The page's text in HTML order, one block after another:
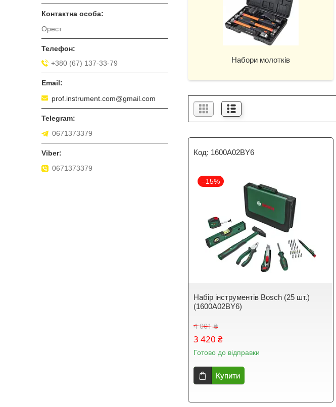
Набори молотків
1600A02BY6
–15%
Набір інструментів Bosch (25 шт.)
(1600A02BY6)
4 001 ₴
3 420 ₴
Готово до відправки
Купити
Орест
+380 (67) 137-33-79
prof.instrument.com@gmail.com
0671373379
0671373379